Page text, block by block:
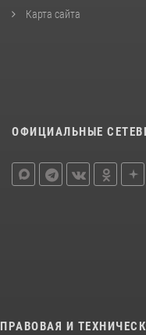
Карта сайта
ОФИЦИАЛЬНЫЕ
ПРАВОВАЯ И